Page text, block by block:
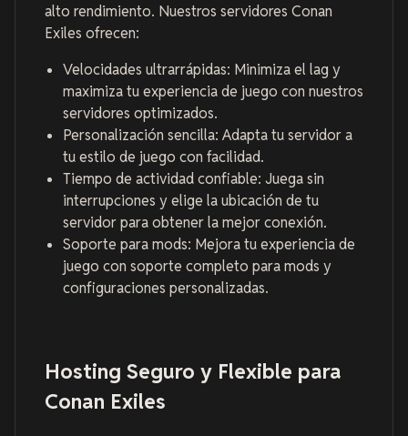
alto rendimiento. Nuestros servidores Conan
Exiles ofrecen:
Velocidades ultrarrápidas: Minimiza el lag y
maximiza tu experiencia de juego con nuestros
servidores optimizados.
Personalización sencilla: Adapta tu servidor a
tu estilo de juego con facilidad.
Tiempo de actividad confiable: Juega sin
interrupciones y elige la ubicación de tu
servidor para obtener la mejor conexión.
Soporte para mods: Mejora tu experiencia de
juego con soporte completo para mods y
configuraciones personalizadas.
Hosting Seguro y Flexible para
Conan Exiles